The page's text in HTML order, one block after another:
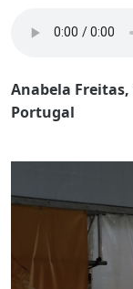
Anabela
Portugal